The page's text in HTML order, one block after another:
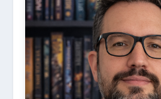
Ir
Acerca de